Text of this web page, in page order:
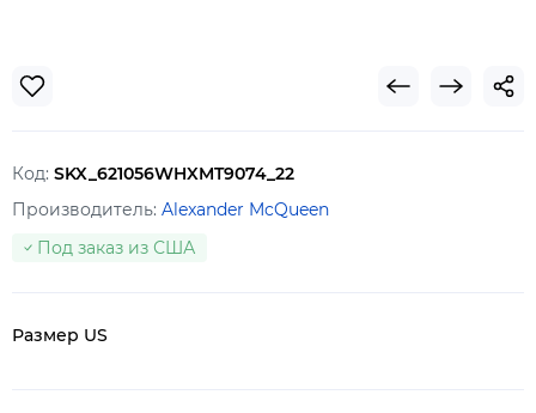
Код: SKX_621056WHXMT9074_22
Производитель: Alexander McQueen
Под заказ из США
Размер US